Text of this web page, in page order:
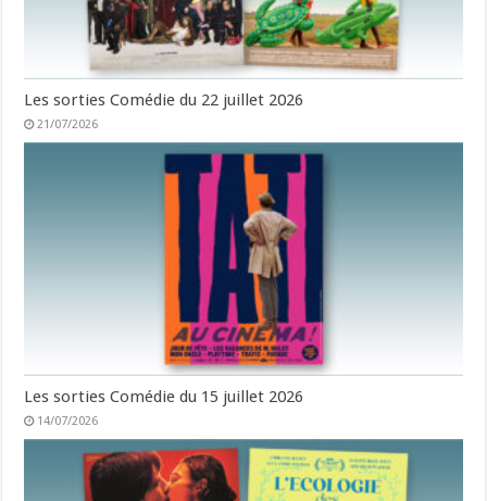
Les sorties Comédie du 22 juillet 2026
21/07/2026
Les sorties Comédie du 15 juillet 2026
14/07/2026